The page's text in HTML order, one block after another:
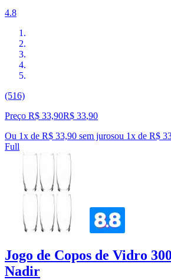
4.8
(516)
Preço R$ 33,90R$ 33,90
Ou 1x de R$ 33,90 sem jurosou 1x de R$
Full
Jogo de Copos de Vidro
Nadir